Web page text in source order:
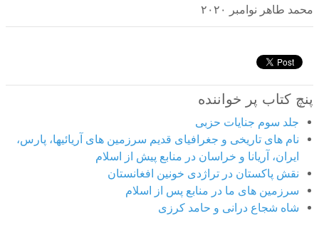
محمد طاهر نوامبر ۲۰۲۰
پنچ کتاب پر خواننده
جلد سوم جنایات حزبی
نام های تاریخی و جغرافیای قدیم سرزمین های آریائیها، پارس،
ایران، آریانا و خراسان در منابع پیش از اسلام
نقش پاکستان در تراژدی خونین افغانستان
سرزمین های ما در منابع پس از اسلام
شاه شجاع درانی و حامد کرزی